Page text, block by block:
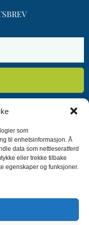
som
til enhetsinformasjon. Å
data som nettleseratferd
eller trekke tilbake
egenskaper og funksjoner.